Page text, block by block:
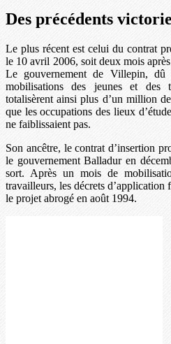
Des précédents
Le plus récent est celui du contrat
le 10 avril 2006, soit deux mois
Le gouvernement de Villepin, dû
mobilisations des jeunes et des
totalisèrent ainsi plus d’un million
que les occupations des lieux
ne faiblissaient pas.
Son ancêtre, le contrat d’insertion
le gouvernement Balladur en
sort. Après un mois de
travailleurs, les décrets
le projet abrogé en août 1994.